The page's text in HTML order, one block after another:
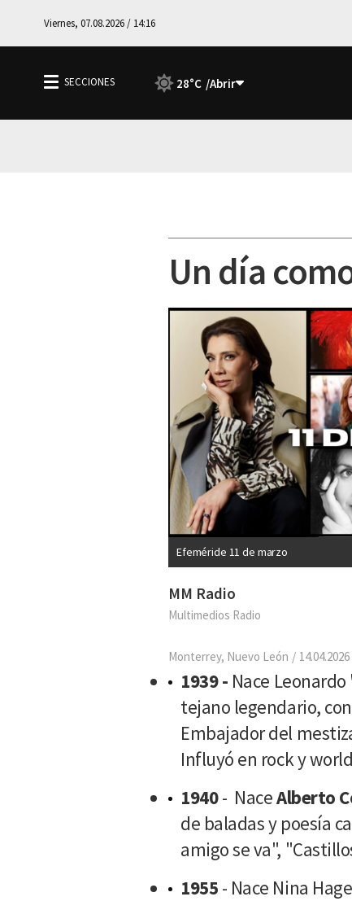
Viernes, 07.08.2026 / 14:16
28°C
Un día
Efeméride 11 de marzo
MM Radio
Multimedios Radio
Monterrey, Nuevo León
1939 - Nace Leonardo
tejano legendario,
Embajador del
Influyó en rock y
1940- NaceAlberto
de baladas y poesía
amigo se va",
1955 - Nace Nina